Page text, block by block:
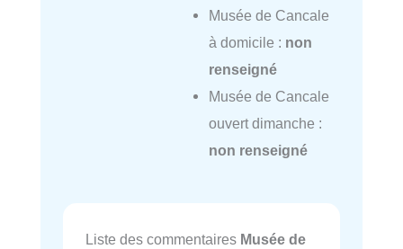
Musée de Cancale
à domicile : non
renseigné
Musée de Cancale
ouvert dimanche :
non renseigné
Liste des commentaires Musée de